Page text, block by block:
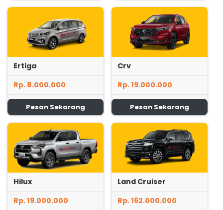
Ertiga
Rp. 8.000.000
Pesan Sekarang
Crv
Rp. 19.000.000
Pesan Sekarang
Hilux
Rp. 19.000.000
Land Cruiser
Rp. 162.000.000